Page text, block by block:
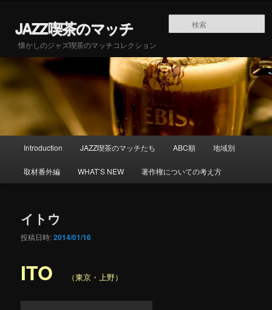
JAZZ喫茶のマッチ
懐かしのジャズ喫茶のマッチコレクション
Introduction JAZZ喫茶のマッチたち ABC順 地域別
取材番外編 WHAT’S NEW 著作権についての考え方
イトウ
投稿日時:2014/01/16
ITO （東京・上野）